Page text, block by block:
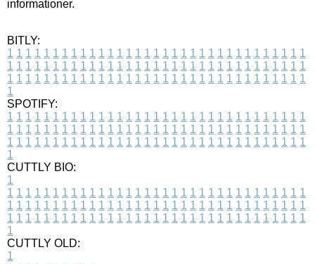
informationer.
BITLY:
1 1 1 1 1 1 1 1 1 1 1 1 1 1 1 1 1 1 1 1 1 1 1 1 1 1 1 1 1 1 1 1 1
1 1 1 1 1 1 1 1 1 1 1 1 1 1 1 1 1 1 1 1 1 1 1 1 1 1 1 1 1 1 1 1 1
1 1 1 1 1 1 1 1 1 1 1 1 1 1 1 1 1 1 1 1 1 1 1 1 1 1 1 1 1 1 1 1 1
1
SPOTIFY:
1 1 1 1 1 1 1 1 1 1 1 1 1 1 1 1 1 1 1 1 1 1 1 1 1 1 1 1 1 1 1 1 1
1 1 1 1 1 1 1 1 1 1 1 1 1 1 1 1 1 1 1 1 1 1 1 1 1 1 1 1 1 1 1 1 1
1 1 1 1 1 1 1 1 1 1 1 1 1 1 1 1 1 1 1 1 1 1 1 1 1 1 1 1 1 1 1 1 1
1
CUTTLY BIO:
1
1 1 1 1 1 1 1 1 1 1 1 1 1 1 1 1 1 1 1 1 1 1 1 1 1 1 1 1 1 1 1 1 1
1 1 1 1 1 1 1 1 1 1 1 1 1 1 1 1 1 1 1 1 1 1 1 1 1 1 1 1 1 1 1 1 1
1 1 1 1 1 1 1 1 1 1 1 1 1 1 1 1 1 1 1 1 1 1 1 1 1 1 1 1 1 1 1 1 1
1
CUTTLY OLD:
1